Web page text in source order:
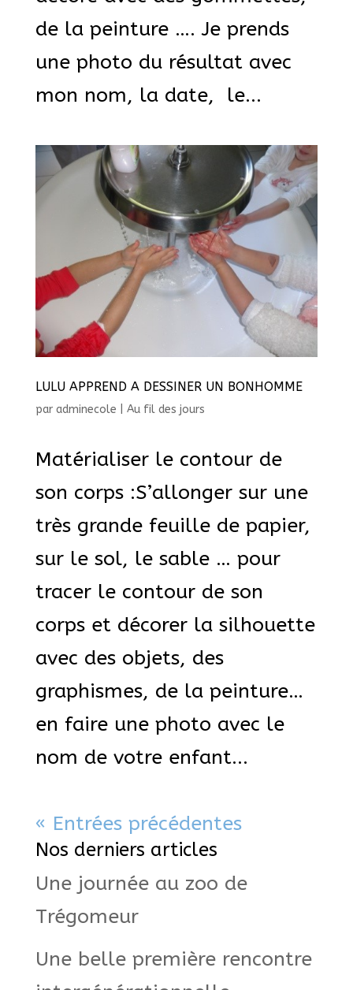
de la peinture …. Je prends
une photo du résultat avec
mon nom, la date, le...
LULU APPREND A DESSINER UN BONHOMME
par adminecole Au fil des jours
Matérialiser le contour de
son corps :S’allonger sur une
très grande feuille de papier,
sur le sol, le sable … pour
tracer le contour de son
corps et décorer la silhouette
avec des objets, des
graphismes, de la peinture…
en faire une photo avec le
nom de votre enfant...
« Entrées précédentes
Nos derniers articles
Une journée au zoo de
Trégomeur
Une belle première rencontre